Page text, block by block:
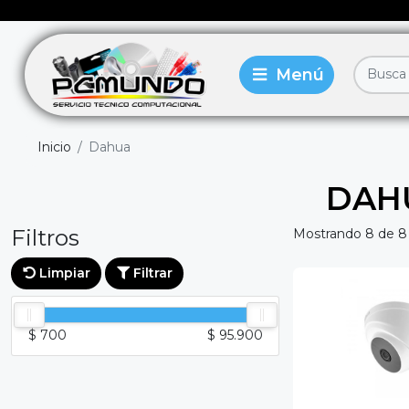
Inicio Dahua
Filtros
Limpiar Filtrar
$ 700 $ 95.900
Mostrando 8 de 8